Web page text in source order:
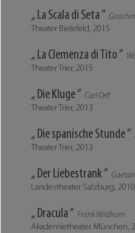
„ La Scala di Seta ”
Theater Bielefeld, 2015
„ La Clemenza di Tito ”
Theater Trier, 2015
„ Die Kluge ” Carl Orff
Theater Trier, 2013
„ Die spanische Stunde ”
Theater Trier, 2013
„ Der Liebestrank ”
Landestheater Salzburg, 2010
„ Dracula ” Frank Wildhorn
Akademietheater München,